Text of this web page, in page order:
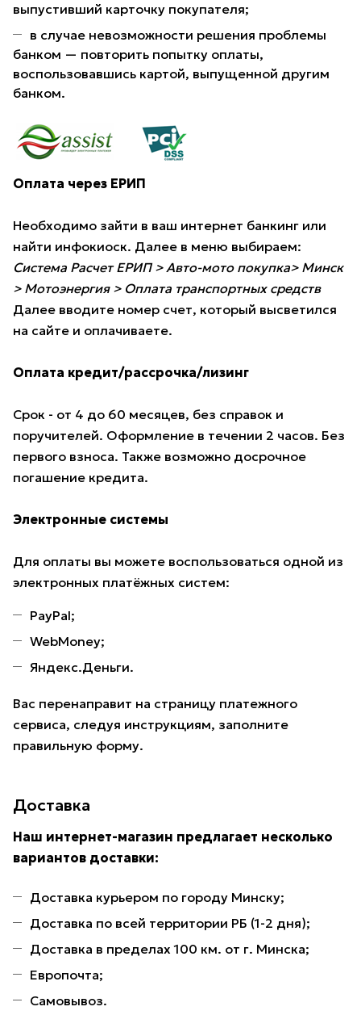
выпустивший карточку покупателя;
в случае невозможности решения проблемы
банком — повторить попытку оплаты,
воспользовавшись картой, выпущенной другим
банком.
Оплата через ЕРИП
Необходимо зайти в ваш интернет банкинг или
найти инфокиоск. Далее в меню выбираем:
Система Расчет ЕРИП > Авто-мото покупка> Минск
> Мотоэнергия > Оплата транспортных средств
Далее вводите номер счет, который высветился
на сайте и оплачиваете.
Оплата кредит/рассрочка/лизинг
Срок - от 4 до 60 месяцев, без справок и
поручителей. Оформление в течении 2 часов. Без
первого взноса. Также возможно досрочное
погашение кредита.
Электронные системы
Для оплаты вы можете воспользоваться одной из
электронных платёжных систем:
PayPal;
WebMoney;
Яндекс.Деньги.
Вас перенаправит на страницу платежного
сервиса, следуя инструкциям, заполните
правильную форму.
Доставка
Наш интернет-магазин предлагает несколько
вариантов доставки:
Доставка курьером по городу Минску;
Доставка по всей территории РБ (1-2 дня);
Доставка в пределах 100 км. от г. Минска;
Европочта;
Самовывоз.